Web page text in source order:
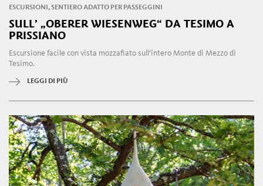
ESCURSIONI, SENTIERO ADATTO PER PASSEGGINI
SULL’ „OBERER WIESENWEG“ DA TESIMO A
PRISSIANO
Escursione facile con vista mozzafiato sull’intero Monte di Mezzo di
Tesimo.
LEGGI DI PIÙ